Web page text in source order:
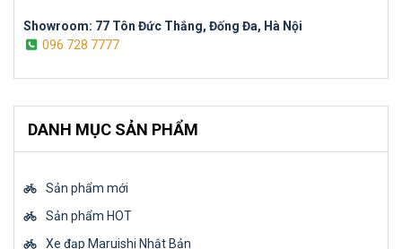
Showroom: 77 Tôn Đức Thắng, Đống Đa, Hà Nội
096 728 7777
DANH MỤC SẢN PHẨM
Sản phẩm mới
Sản phẩm HOT
Xe đạp Maruishi Nhật Bản